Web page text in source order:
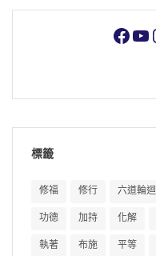
標籤
修福 修行 六道輪迴
功德 加持 化解
執著 布施 平等